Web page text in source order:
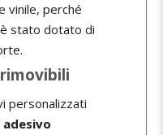
vinile, perché
stato dotato di
personalizzati
adesivo